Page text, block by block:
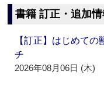
書籍 訂正・追加情
【訂正】はじめて
チ
2026年08月06日 (木)